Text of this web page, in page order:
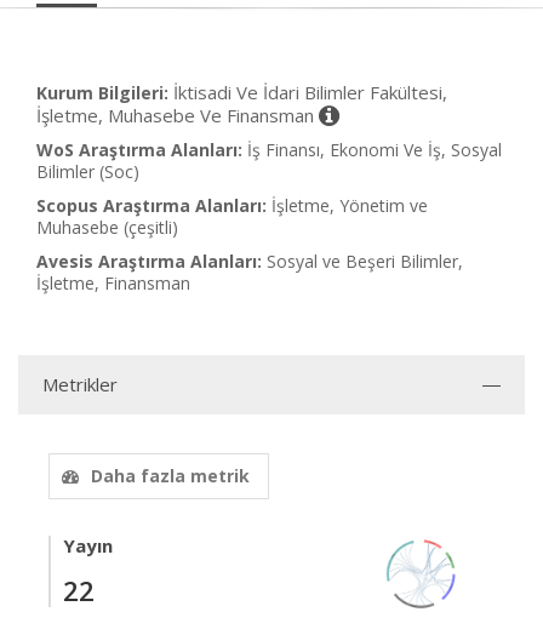
Kurum Bilgileri: İktisadi Ve İdari Bilimler Fakültesi,
İşletme, Muhasebe Ve Finansman
WoS Araştırma Alanları: İş Finansı, Ekonomi Ve İş, Sosyal
Bilimler (Soc)
Scopus Araştırma Alanları: İşletme, Yönetim ve
Muhasebe (çeşitli)
Avesis Araştırma Alanları: Sosyal ve Beşeri Bilimler,
İşletme, Finansman
Metrikler
Daha fazla metrik
Yayın
22